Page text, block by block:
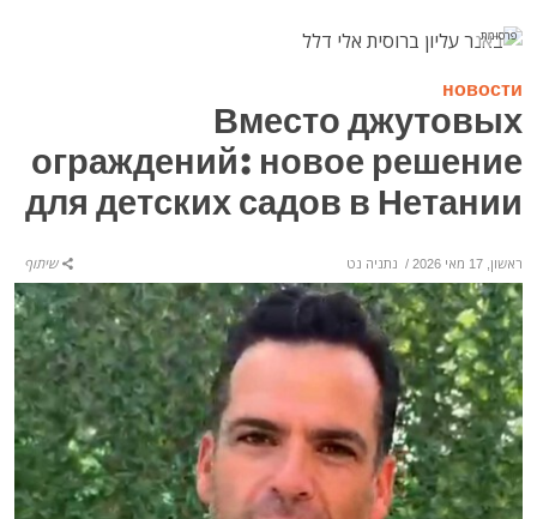
פרסומת
новости
Вместо джутовых
ограждений: новое решение
для детских садов в Нетании
ראשון, 17 מאי 2026 / נתניה נט שיתוף